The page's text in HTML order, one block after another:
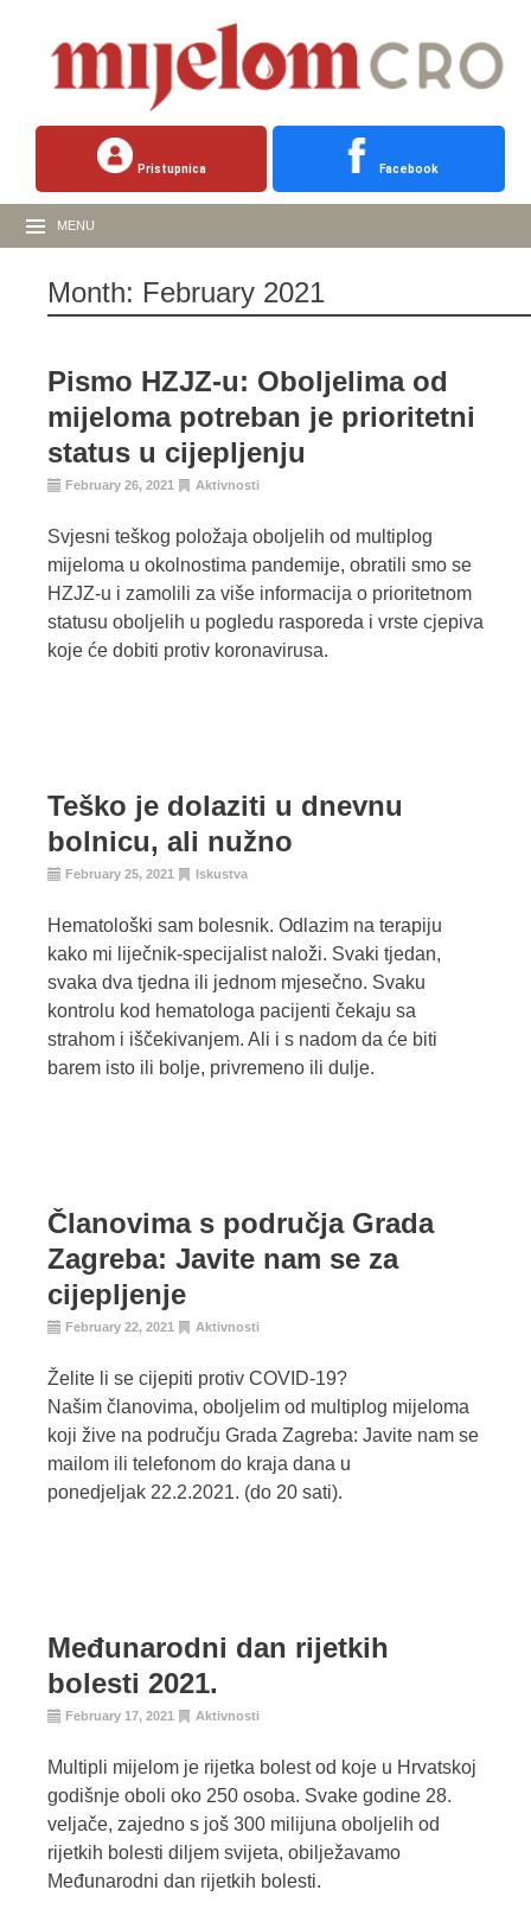
Pristupnica Facebook
MENU
Month: February 2021
Pismo HZJZ-u: Oboljelima od
mijeloma potreban je prioritetni
status u cijepljenju
February 26, 2021 Aktivnosti
Svjesni teškog položaja oboljelih od multiplog
mijeloma u okolnostima pandemije, obratili smo se
HZJZ-u i zamolili za više informacija o prioritetnom
statusu oboljelih u pogledu rasporeda i vrste cjepiva
koje će dobiti protiv koronavirusa.
Teško je dolaziti u dnevnu
bolnicu, ali nužno
February 25, 2021 Iskustva
Hematološki sam bolesnik. Odlazim na terapiju
kako mi liječnik-specijalist naloži. Svaki tjedan,
svaka dva tjedna ili jednom mjesečno. Svaku
kontrolu kod hematologa pacijenti čekaju sa
strahom i iščekivanjem. Ali i s nadom da će biti
barem isto ili bolje, privremeno ili dulje.
Članovima s područja Grada
Zagreba: Javite nam se za
cijepljenje
February 22, 2021 Aktivnosti
Želite li se cijepiti protiv COVID-19?
Našim članovima, oboljelim od multiplog mijeloma
koji žive na području Grada Zagreba: Javite nam se
mailom ili telefonom do kraja dana u
ponedjeljak 22.2.2021. (do 20 sati).
Međunarodni dan rijetkih
bolesti 2021.
February 17, 2021 Aktivnosti
Multipli mijelom je rijetka bolest od koje u Hrvatskoj
godišnje oboli oko 250 osoba. Svake godine 28.
veljače, zajedno s još 300 milijuna oboljelih od
rijetkih bolesti diljem svijeta, obilježavamo
Međunarodni dan rijetkih bolesti.